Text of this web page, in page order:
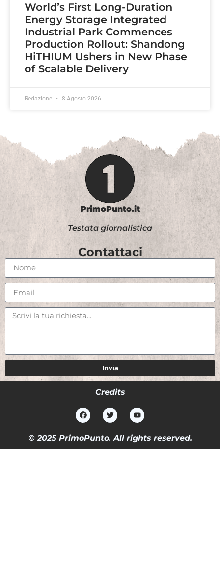
World’s First Long-Duration
Energy Storage Integrated
Industrial Park Commences
Production Rollout: Shandong
HiTHIUM Ushers in New Phase
of Scalable Delivery
Redazione 8 Agosto 2026
PrimoPunto.it
Testata giornalistica
Contattaci
Invia
Credits
© 2025 PrimoPunto. All rights reserved.